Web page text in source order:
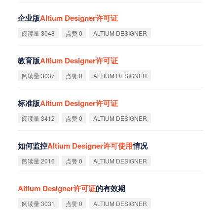
企业版Altium Designer许可证
阅读量 3048 点赞 0 ALTIUM DESIGNER
教育版Altium Designer许可证
阅读量 3037 点赞 0 ALTIUM DESIGNER
标准版Altium Designer许可证
阅读量 3412 点赞 0 ALTIUM DESIGNER
如何监控Altium Designer许可使用情况
阅读量 2016 点赞 0 ALTIUM DESIGNER
Altium Designer许可证的有效期
阅读量 3031 点赞 0 ALTIUM DESIGNER